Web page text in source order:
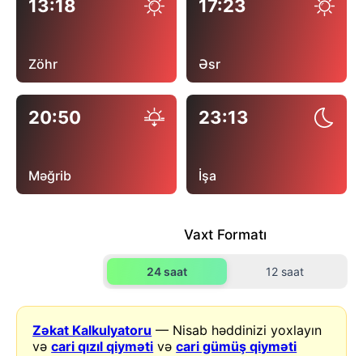
13:18
Zöhr
17:23
Əsr
20:50
Məğrib
23:13
İşa
Vaxt Formatı
24 saat 12 saat
Zəkat Kalkulyatoru — Nisab həddinizi yoxlayın
vəcari qızıl qiyməti vəcari gümüş qiyməti